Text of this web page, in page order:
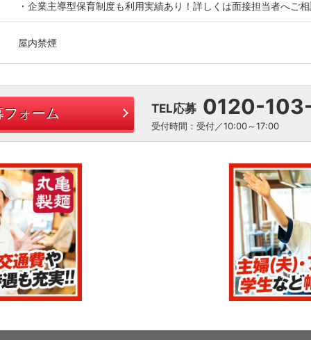
・企業主導型保育制度も利用実績あり！詳しくは面接担当者へご
屋内禁煙
フォーム TEL応募 0120-
受付時間：受付／10:00～17:00